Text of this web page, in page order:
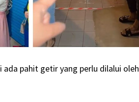
ada pahit getir yang perlu dilalui oleh